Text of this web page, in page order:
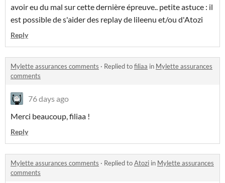
avoir eu du mal sur cette dernière épreuve.. petite astuce : il
est possible de s'aider des replay de lileenu et/ou d'Atozi
Reply
Mylette assurances comments · Replied tofiliaa in Mylette assurances
comments
76 days ago
Merci beaucoup, filiaa !
Reply
Mylette assurances comments · Replied toAtozi in Mylette assurances
comments